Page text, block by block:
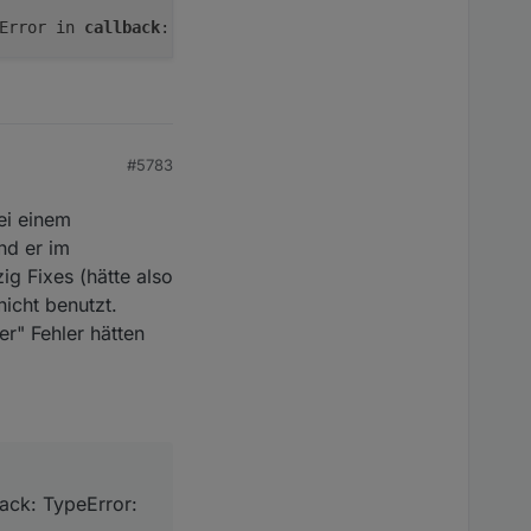
in callback:
#5783
einem
er im
Fixes (hätte also
benutzt.
Fehler hätten
TypeError: